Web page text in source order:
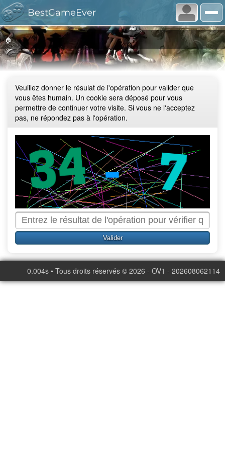
BestGameEver
🏠
Veuillez donner le résulat de l'opération pour valider que
vous êtes humain. Un cookie sera déposé pour vous
permettre de continuer votre visite. Si vous ne l'acceptez
pas, ne répondez pas à l'opération.
0.004s • Tous droits réservés © 2026 - OV1 - 202608062114